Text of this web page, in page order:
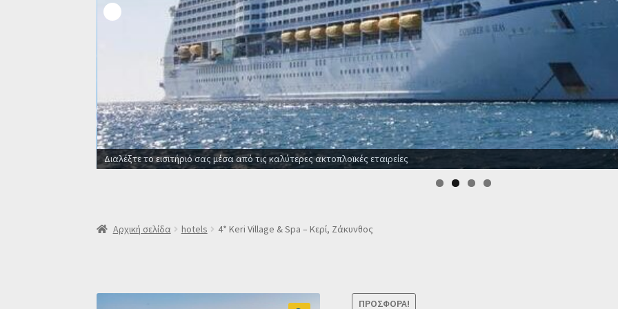
Οι καλύτερες προσφορές σε ξενοδοχεία για όλο το χρόνο
Αρχική σελίδα hotels 4* Keri Village & Spa – Κερί, Ζάκυνθος
ΠΡΟΣΦΟΡΆ!